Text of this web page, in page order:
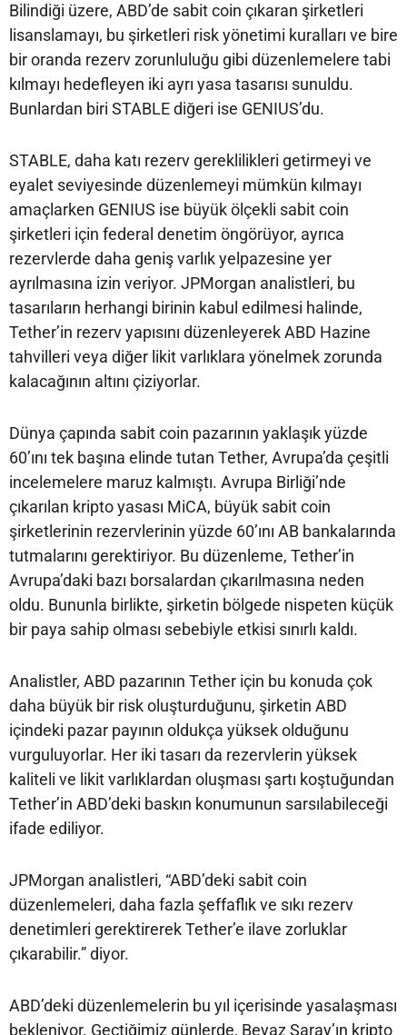
Bilindiği üzere, ABD’de sabit coin çıkaran şirketleri
lisanslamayı, bu şirketleri risk yönetimi kuralları ve bire
bir oranda rezerv zorunluluğu gibi düzenlemelere tabi
kılmayı hedefleyen iki ayrı yasa tasarısı sunuldu.
Bunlardan biri STABLE diğeri ise GENIUS’du.
STABLE, daha katı rezerv gereklilikleri getirmeyi ve
eyalet seviyesinde düzenlemeyi mümkün kılmayı
amaçlarken GENIUS ise büyük ölçekli sabit coin
şirketleri için federal denetim öngörüyor, ayrıca
rezervlerde daha geniş varlık yelpazesine yer
ayrılmasına izin veriyor. JPMorgan analistleri, bu
tasarıların herhangi birinin kabul edilmesi halinde,
Tether’in rezerv yapısını düzenleyerek ABD Hazine
tahvilleri veya diğer likit varlıklara yönelmek zorunda
kalacağının altını çiziyorlar.
Dünya çapında sabit coin pazarının yaklaşık yüzde
60’ını tek başına elinde tutan Tether, Avrupa’da çeşitli
incelemelere maruz kalmıştı. Avrupa Birliği’nde
çıkarılan kripto yasası MiCA, büyük sabit coin
şirketlerinin rezervlerinin yüzde 60’ını AB bankalarında
tutmalarını gerektiriyor. Bu düzenleme, Tether’in
Avrupa’daki bazı borsalardan çıkarılmasına neden
oldu. Bununla birlikte, şirketin bölgede nispeten küçük
bir paya sahip olması sebebiyle etkisi sınırlı kaldı.
Analistler, ABD pazarının Tether için bu konuda çok
daha büyük bir risk oluşturduğunu, şirketin ABD
içindeki pazar payının oldukça yüksek olduğunu
vurguluyorlar. Her iki tasarı da rezervlerin yüksek
kaliteli ve likit varlıklardan oluşması şartı koştuğundan
Tether’in ABD’deki baskın konumunun sarsılabileceği
ifade ediliyor.
JPMorgan analistleri, “ABD’deki sabit coin
düzenlemeleri, daha fazla şeffaflık ve sıkı rezerv
denetimleri gerektirerek Tether’e ilave zorluklar
çıkarabilir.” diyor.
ABD’deki düzenlemelerin bu yıl içerisinde yasalaşması
bekleniyor. Geçtiğimiz günlerde, Beyaz Saray’ın kripto